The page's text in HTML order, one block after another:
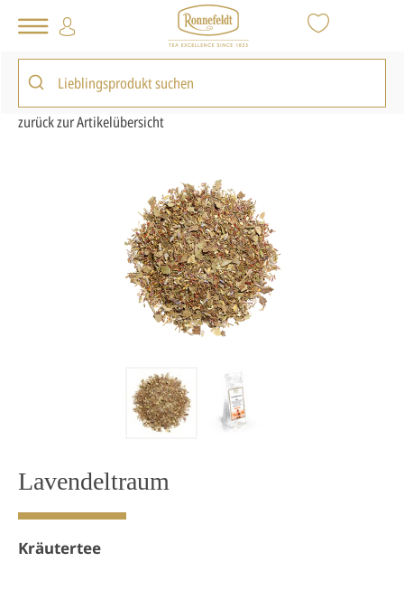
Tee Shop Loser Tee Kräutertee
Lavendeltraum
zurück zur Artikelübersicht
Lavendeltraum
Kräutertee